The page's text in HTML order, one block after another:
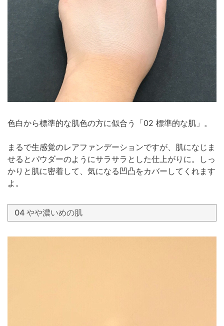
色白から標準的な肌色の方に似合う「02 標準的な肌」。
まるで生感覚のレアファンデーションですが、肌になじま
せるとパウダーのようにサラサラとした仕上がりに。しっ
かりと肌に密着して、気になる凹凸をカバーしてくれます
よ。
04 やや濃いめの肌